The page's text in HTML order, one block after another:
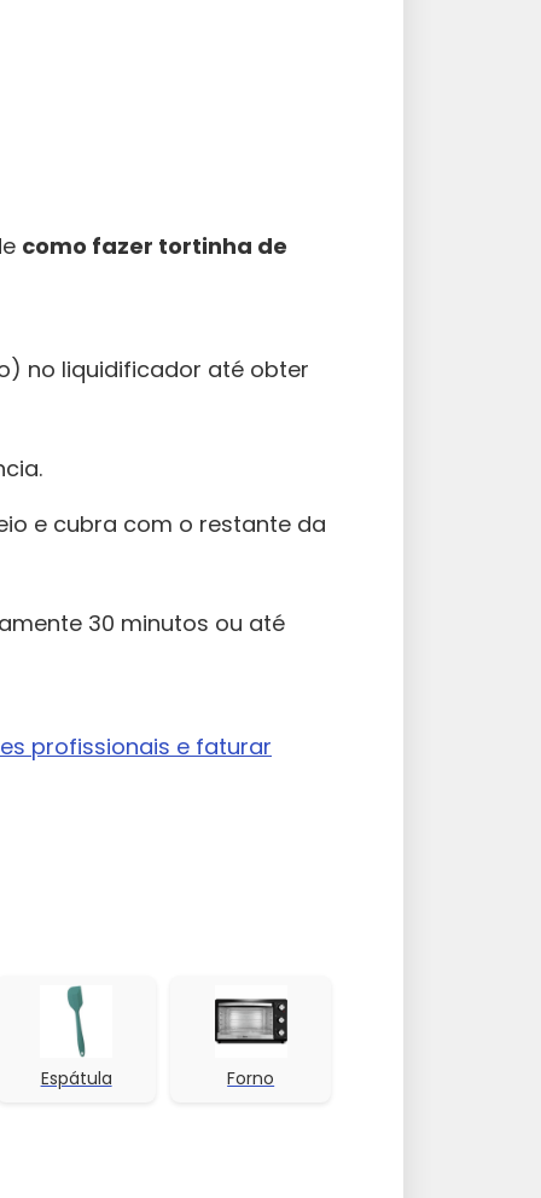
como fazer tortinha de
no liquidificador até obter
e cubra com o restante da
30 minutos ou até
profissionais e faturar
Espátula Forno